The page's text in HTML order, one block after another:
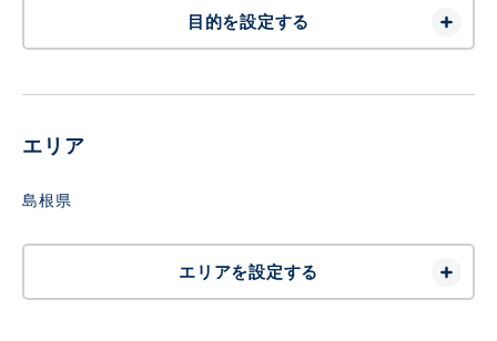
目的を設定する
エリア
島根県
エリアを設定する